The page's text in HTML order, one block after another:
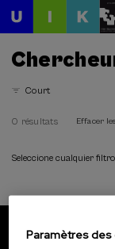
Court
0 résultats Effacer
Seleccione cualquier
Paramètres des